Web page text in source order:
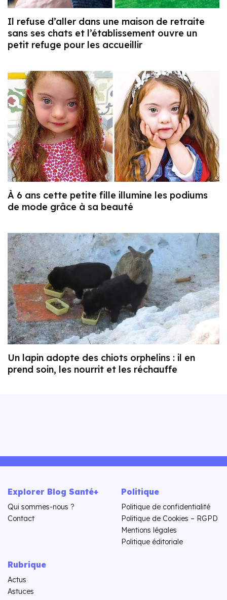
Il refuse d’aller dans une maison de retraite
sans ses chats et l’établissement ouvre un
petit refuge pour les accueillir
À 6 ans cette petite fille illumine les podiums
de mode grâce à sa beauté
Un lapin adopte des chiots orphelins : il en
prend soin, les nourrit et les réchauffe
Explorer Blog Santé+
Qui sommes-nous ?
Contact
Politique
Politique de confidentialité
Politique de Cookies – RGPD
Mentions légales
Politique éditoriale
Rubrique
Actus
Astuces